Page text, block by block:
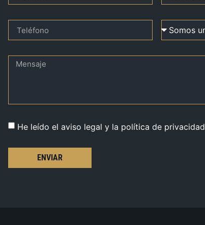
He leído el aviso legal y la política de privacidad
ENVIAR